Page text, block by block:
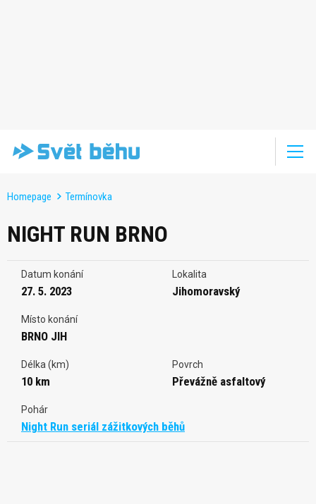
Homepage Termínovka
NIGHT RUN BRNO
Datum konání
27. 5. 2023
Lokalita
Jihomoravský
Místo konání
BRNO JIH
Délka (km)
10 km
Povrch
Převážně asfaltový
Pohár
Night Run seriál zážitkových běhů